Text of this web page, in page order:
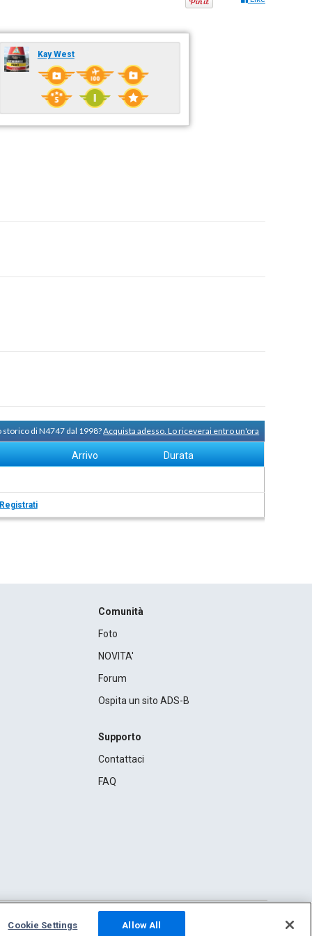
Kay West
di N4747 dal 1998?Acquista adesso. Lo riceverai entro un'ora
Arrivo Durata
Comunità
Foto
NOVITA'
Forum
Ospita un sito ADS-B
Supporto
Contattaci
FAQ
Cookie Settings Allow All